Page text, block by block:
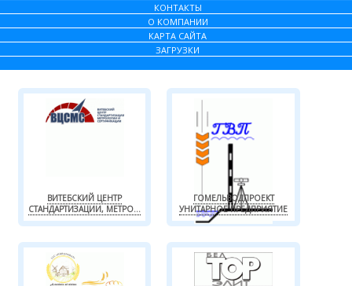
КОНТАКТЫ
О КОМПАНИИ
КАРТА САЙТА
ЗАГРУЗКИ
ВИТЕБСКИЙ ЦЕНТР
СТАНДАРТИЗАЦИИ, МЕТРО...
ГОМЕЛЬВОДПРОЕКТ
УНИТАРНОЕ ПРЕДПРИЯТИЕ